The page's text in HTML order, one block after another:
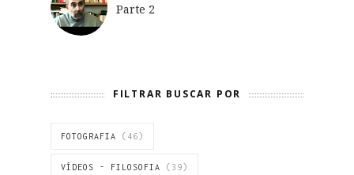
Parte 2
FILTRAR BUSCAR POR
FOTOGRAFIA (46)
VÍDEOS - FILOSOFIA (39)